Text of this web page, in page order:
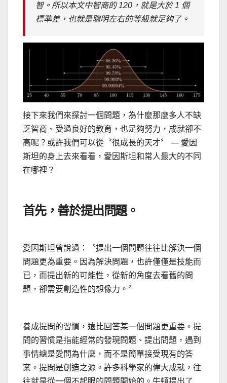
智。所以本文中智商的 120，就是大於 1 個
標準差，也就是聰明左右的等級就足夠了。
接下來我們來探討一個問題，為什麼那麼多人不缺
乏智商、受過良好的教育，也足夠努力，成就卻不
高呢？或許我們可以從〝很成長的天才〞 — 愛因
斯坦的身上去來看看，愛因斯坦和常人最大的不同
在哪裡？
首先，善於提出問題。
愛因斯坦曾說過：〝提出一個問題往往比解決一個
問題更為重要。因為解決問題，也許僅僅是技能而
已，而提出新的可能性，從新的角度去看舊的問
題，卻需要創造性的想像力。〞
養成提問的習慣，遠比回答某一個問題更重要。提
問的習慣是指能經常的發現問題、提出問題，遇到
事情總是愛問為什麼，而不是簡單接受現有的答
案。提問是創造之源。許多科學家的偉大成就，往